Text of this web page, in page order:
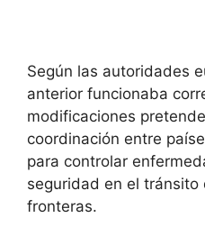
Según las autoridades
anterior funcionaba
modificaciones
coordinación entre
para controlar
seguridad en el tránsito
fronteras.